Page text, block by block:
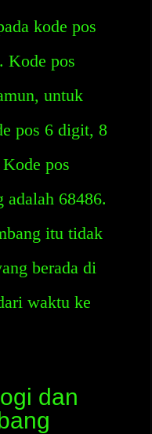
kode pos
Kode pos
untuk
pos 6 digit, 8
pos
adalah 68486.
itu tidak
berada di
waktu ke
dan